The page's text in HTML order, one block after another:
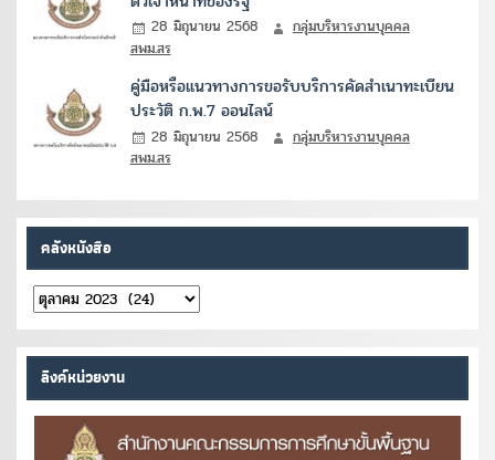
28 มิถุนายน 2568
กลุ่มบริหารงานบุคคล
สพม.สร
คู่มือหรือแนวทางการขอรับบริการคัดสำเนาทะเบียน
ประวัติ ก.พ.7 ออนไลน์
28 มิถุนายน 2568
กลุ่มบริหารงานบุคคล
สพม.สร
คลังหนังสือ
คลัง
หนังสือ
ลิงค์หน่วยงาน